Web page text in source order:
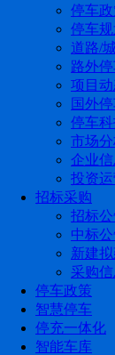
停车
停车规
道路/
路外
项目
国外
停车
市场
企业信
投资
招标采购
招标
中标
新建
采购信
停车政策
智慧停车
停充一体化
智能车库